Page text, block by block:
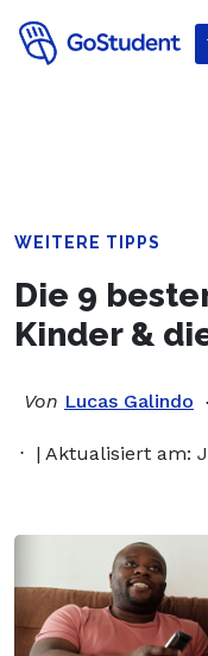
Verbessere dein
WEITERE TIPPS
Die 9
Kinder &
Von Lucas Galindo
| Aktualisiert am: